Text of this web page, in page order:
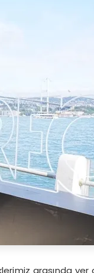
arasında yer